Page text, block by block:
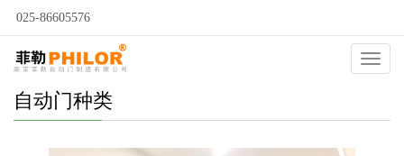
025-86605576
自动门种类